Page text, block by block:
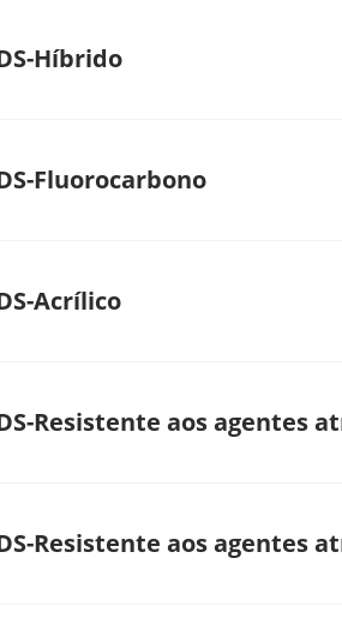
Híbrido
Fluorocarbono
Acrílico